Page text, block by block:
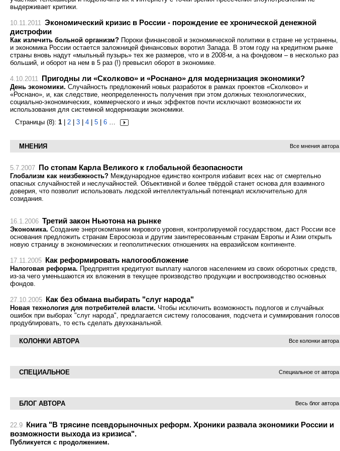
выдерживает критики.
10.11.2011 Экономический кризис в России - порождение ее хронической денежной
дистрофии
Как излечить больной организм? Пороки финансовой и экономической политики в стране не устранены,
и экономика России остается заложницей финансовых воротил Запада. В этом году на кредитном рынке
страны вновь надут «мыльный пузырь» тех же размеров, что и в 2008-м, а на фондовом – в несколько раз
больший, и оборот на нем в 5 раз (!) превысил оборот в экономике.
4.10.2011 Пригодны ли «Сколково» и «Роснано» для модернизация экономики?
День экономики. Случайность предложений новых разработок в рамках проектов «Сколково» и
«Роснано», и, как следствие, неопределенность получения при этом должных технологических,
социально-экономических, коммерческого и иных эффектов почти исключают возможности их
использования для системной модернизации экономики.
Страницы (8): 1 2 3 4 5 6 …
МНЕНИЯ Все мнения автора
5.7.2007 По стопам Карла Великого к глобальной безопасности
Глобализм как неизбежность? Международное единство контроля избавит всех нас от смертельно
опасных случайностей и неслучайностей. Объективной и более твёрдой станет основа для взаимного
доверия, что позволит использовать людской интеллектуальный потенциал исключительно для
созидания.
16.1.2006 Третий закон Ньютона на рынке
Экономика. Создание энергокомпании мирового уровня, контролируемой государством, даст России все
основания предложить странам Евросоюза и другим заинтересованным странам Европы и Азии открыть
новую страницу в экономических и геополитических отношениях на евразийском континенте.
17.11.2005 Как реформировать налогообложение
Налоговая реформа. Предприятия кредитуют выплату налогов населением из своих оборотных средств,
из-за чего уменьшаются их вложения в текущее производство продукции и воспроизводство основных
фондов.
27.10.2005 Как без обмана выбирать "слуг народа"
Новая технология для потребителей власти. Чтобы исключить возможность подлогов и случайных
ошибок при выборах "слуг народа", предлагается систему голосования, подсчета и суммирования голосов
продублировать, то есть сделать двухканальной.
КОЛОНКИ АВТОРА Все колонки автора
СПЕЦИАЛЬНОЕ Специальное от автора
БЛОГ АВТОРА Весь блог автора
22.9 Книга "В трясине псевдорыночных реформ. Хроники развала экономики России и
возможности выхода из кризиса".
Публикуется с продолжением.